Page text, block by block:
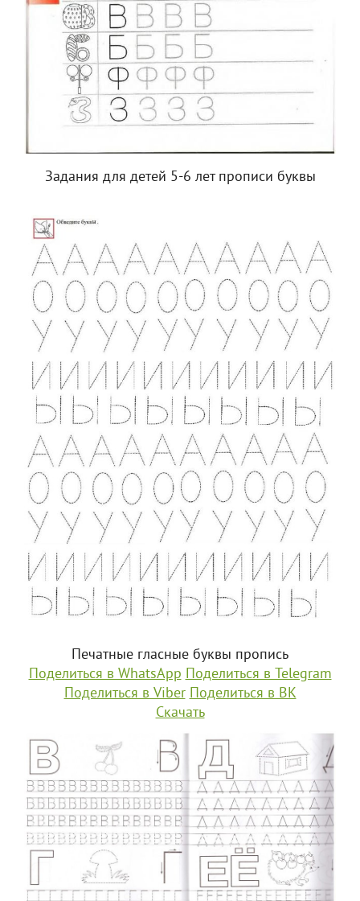
Задания для детей 5-6 лет прописи буквы
Печатные гласные буквы пропись
Поделиться в WhatsApp Поделиться в Telegram
Поделиться в Viber Поделиться в ВК
Скачать